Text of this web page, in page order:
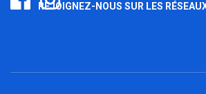
REJOIGNEZ-NOUS SUR LES